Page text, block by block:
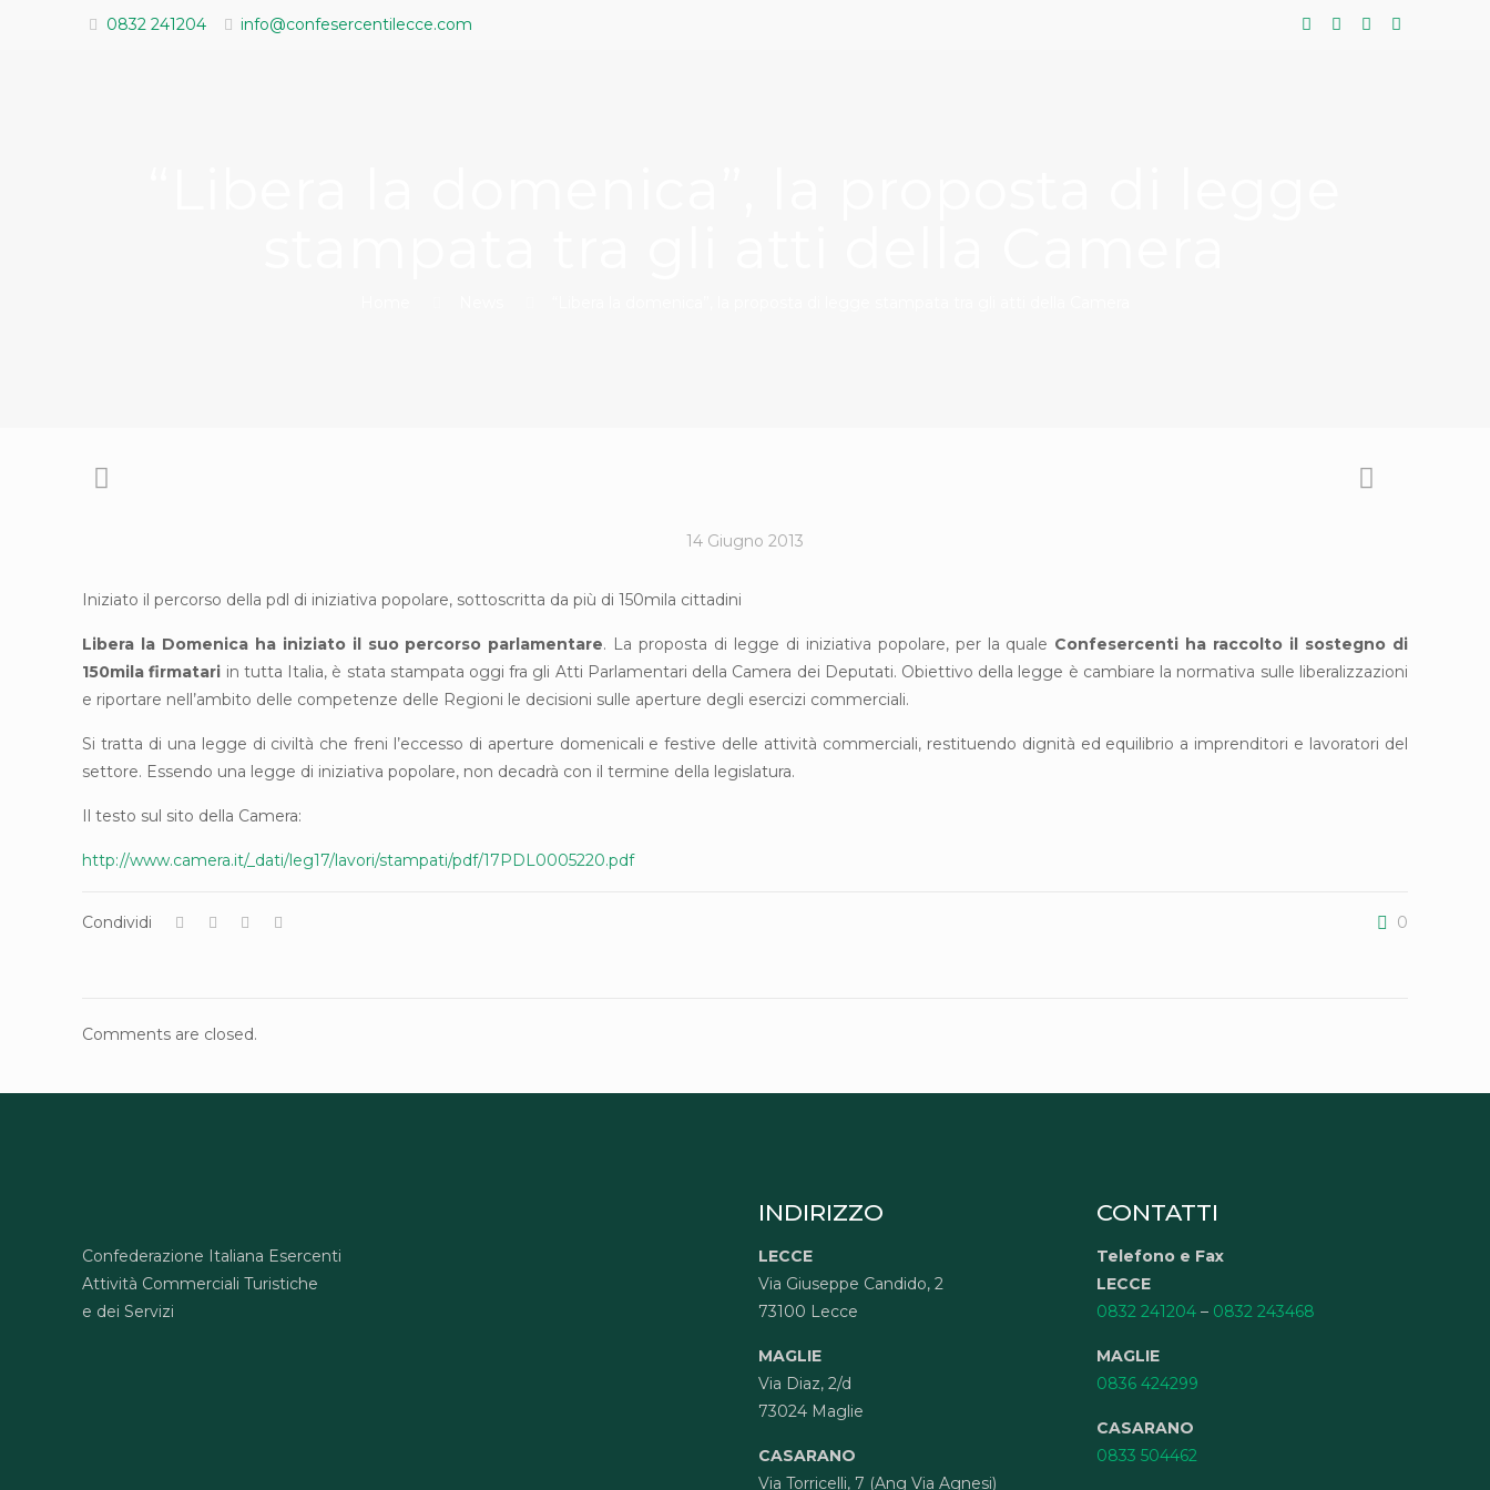
0832 241204 info@confesercentilecce.com
14 Giugno 2013
Iniziato il percorso della pdl di iniziativa popolare, sottoscritta da più di 150mila cittadini
Libera la Domenica ha iniziato il suo percorso parlamentare. La proposta di legge di iniziativa popolare, per la quale Confesercenti ha raccolto il sostegno di
150mila firmatari in tutta Italia, è stata stampata oggi fra gli Atti Parlamentari della Camera dei Deputati. Obiettivo della legge è cambiare la normativa sulle liberalizzazioni
e riportare nell’ambito delle competenze delle Regioni le decisioni sulle aperture degli esercizi commerciali.
Si tratta di una legge di civiltà che freni l’eccesso di aperture domenicali e festive delle attività commerciali, restituendo dignità ed equilibrio a imprenditori e lavoratori del
settore. Essendo una legge di iniziativa popolare, non decadrà con il termine della legislatura.
Il testo sul sito della Camera:
http://www.camera.it/_dati/leg17/lavori/stampati/pdf/17PDL0005220.pdf
Condividi 0
Comments are closed.
Confederazione Italiana Esercenti
Attività Commerciali Turistiche
e dei Servizi
INDIRIZZO
LECCE
Via Giuseppe Candido, 2
73100 Lecce
MAGLIE
Via Diaz, 2/d
73024 Maglie
CASARANO
Via Torricelli, 7 (Ang Via Agnesi)
CONTATTI
Telefono e Fax
LECCE
0832 241204 – 0832 243468
MAGLIE
0836 424299
CASARANO
0833 504462